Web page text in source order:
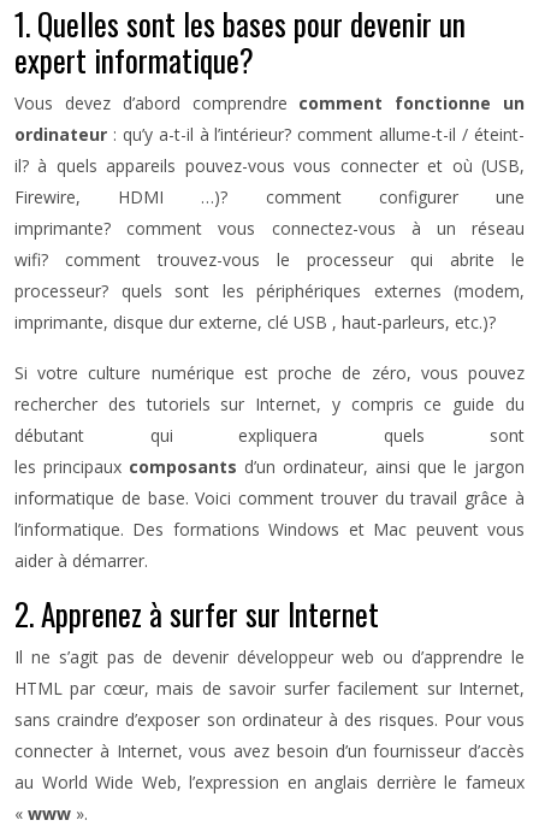
1. Quelles sont les bases pour devenir un
expert informatique?
Vous devez d’abord comprendre comment fonctionne un
ordinateur : qu’y a-t-il à l’intérieur? comment allume-t-il / éteint-
il? à quels appareils pouvez-vous vous connecter et où (USB,
Firewire, HDMI …)? comment configurer une
imprimante? comment vous connectez-vous à un réseau
wifi? comment trouvez-vous le processeur qui abrite le
processeur? quels sont les périphériques externes (modem,
imprimante, disque dur externe, clé USB , haut-parleurs, etc.)?
Si votre culture numérique est proche de zéro, vous pouvez
rechercher des tutoriels sur Internet, y compris ce guide du
débutant qui expliquera quels sont
les principaux composants d’un ordinateur, ainsi que le jargon
informatique de base. Voici comment trouver du travail grâce à
l’informatique. Des formations Windows et Mac peuvent vous
aider à démarrer.
2. Apprenez à surfer sur Internet
Il ne s’agit pas de devenir développeur web ou d’apprendre le
HTML par cœur, mais de savoir surfer facilement sur Internet,
sans craindre d’exposer son ordinateur à des risques. Pour vous
connecter à Internet, vous avez besoin d’un fournisseur d’accès
au World Wide Web, l’expression en anglais derrière le fameux
« www ».